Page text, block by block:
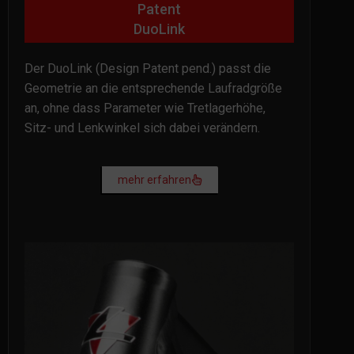
Patent
DuoLink
Der DuoLink (Design Patent pend.) passt die
Geometrie an die entsprechende Laufradgröße
an, ohne dass Parameter wie Tretlagerhöhe,
Sitz- und Lenkwinkel sich dabei verändern.
mehr erfahren